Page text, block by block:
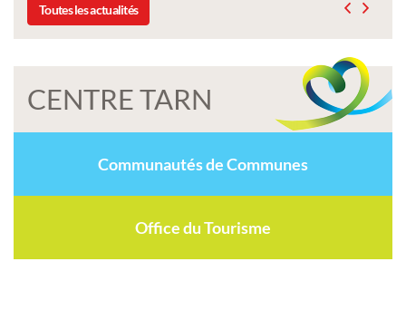
Toutes les actualités
CENTRE TARN
Communautés de Communes
Office du Tourisme